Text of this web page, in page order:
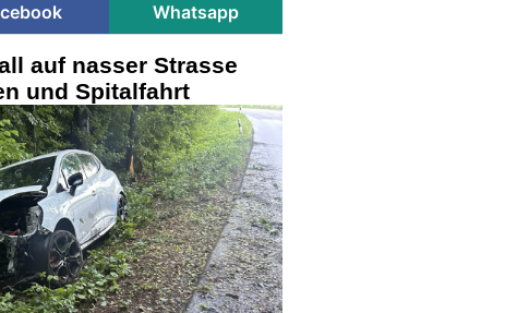
Whatsapp
auf nasser Strasse
und Spitalfahrt